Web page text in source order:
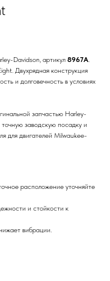
Davidson, артикул 8967A.
Двухрядная конструкция
и долговечность в условиях
запчастью Harley-
заводскую посадку и
для двигателей Milwaukee-
расположение уточняйте
и стойкости к
вибрации.